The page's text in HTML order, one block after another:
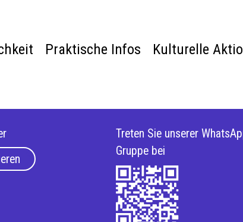
Praktische Infos Kulturelle
Treten Sie unserer
Gruppe bei